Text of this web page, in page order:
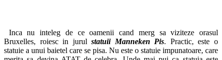
Inca nu inteleg de ce oamenii cand merg sa viziteze orasul
Bruxelles, roiesc in jurulstatuii Manneken Pis. Practic, este o
statuie a unui baietel care se pisa. Nu este o statuie impunatoare, care